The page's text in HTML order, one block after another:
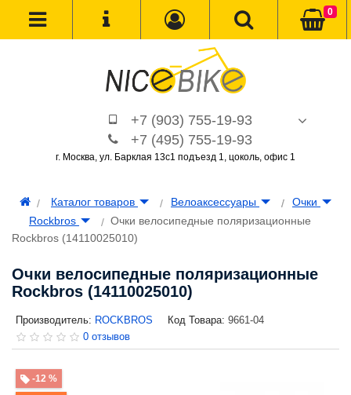
+7 (903) 755-19-93
+7 (495) 755-19-93
г. Москва, ул. Барклая 13с1 подъезд 1, цоколь, офис 1
0
Каталог товаров Велоаксессуары
Очки
Rockbros
Очки велосипедные поляризационные
Rockbros (14110025010)
Очки велосипедные поляризационные
Rockbros (14110025010)
Производитель: ROCKBROS Код Товара: 9661-04
0 отзывов
-12 %